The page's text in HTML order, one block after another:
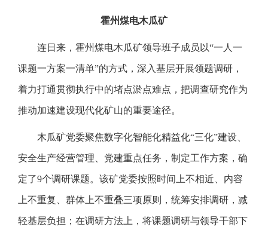
霍州煤电木瓜矿
连日来，霍州煤电木瓜矿领导班子成员以“一人一
课题一方案一清单”的方式，深入基层开展领题调研，
着力打通贯彻执行中的堵点淤点难点，把调查研究作为
推动加速建设现代化矿山的重要途径。
木瓜矿党委聚焦数字化智能化精益化“三化”建设、
安全生产经营管理、党建重点任务，制定工作方案，确
定了9个调研课题。该矿党委按照时间上不相近、内容
上不重复、群体上不重叠三项原则，统筹安排调研，减
轻基层负担；在调研方法上，将课题调研与领导干部下